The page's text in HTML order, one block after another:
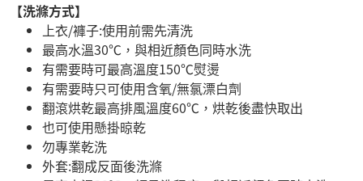
【洗滌方式】
上衣/褲子:使用前需先清洗
最高水溫30℃，與相近顏色同時水洗
有需要時可最高溫度150℃熨燙
有需要時只可使用含氧/無氯漂白劑
翻滾烘乾最高排風溫度60℃，烘乾後盡快取出
也可使用懸掛晾乾
勿專業乾洗
外套:翻成反面後洗滌